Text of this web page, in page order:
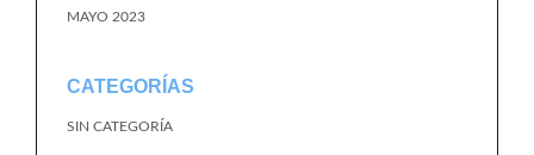
MAYO 2023
CATEGORÍAS
SIN CATEGORÍA